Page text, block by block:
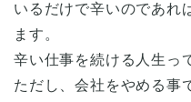
いるだけで辛いのであれ
ます。
辛い仕事を続ける人生っ
ただし、会社をやめる事